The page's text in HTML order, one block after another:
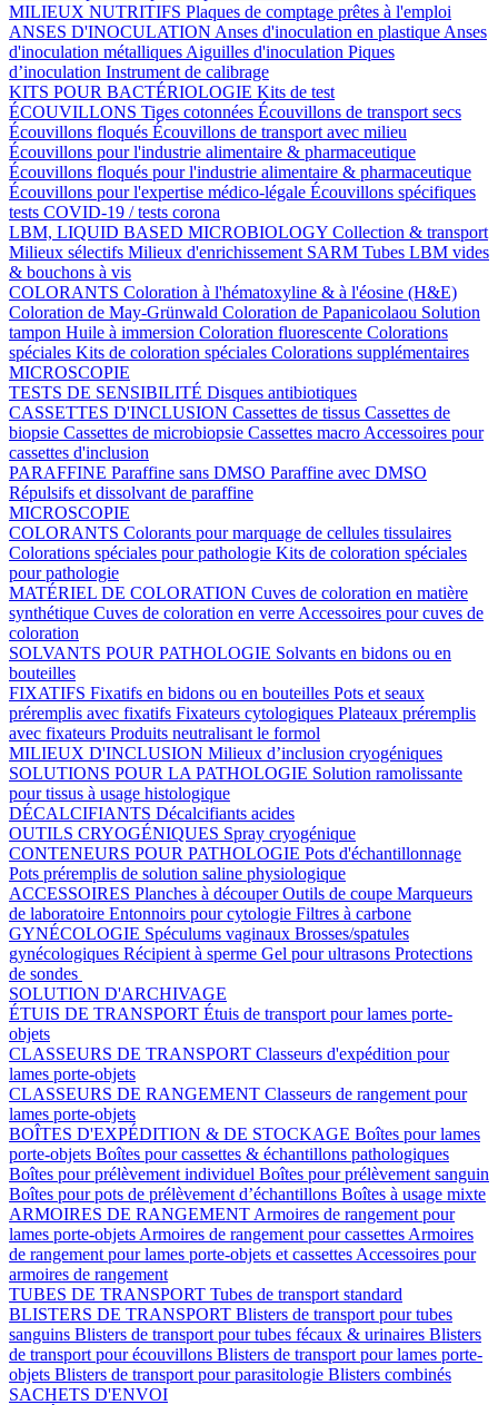
MILIEUX NUTRITIFS Plaques de comptage prêtes à l'emploi
ANSES D'INOCULATION Anses d'inoculation en plastique Anses
d'inoculation métalliques Aiguilles d'inoculation Piques
d’inoculation Instrument de calibrage
KITS POUR BACTÉRIOLOGIE Kits de test
ÉCOUVILLONS Tiges cotonnées Écouvillons de transport secs
Écouvillons floqués Écouvillons de transport avec milieu
Écouvillons pour l'industrie alimentaire & pharmaceutique
Écouvillons floqués pour l'industrie alimentaire & pharmaceutique
Écouvillons pour l'expertise médico-légale Écouvillons spécifiques
tests COVID-19 / tests corona
LBM, LIQUID BASED MICROBIOLOGY Collection & transport
Milieux sélectifs Milieux d'enrichissement SARM Tubes LBM vides
& bouchons à vis
COLORANTS Coloration à l'hématoxyline & à l'éosine (H&E)
Coloration de May-Grünwald Coloration de Papanicolaou Solution
tampon Huile à immersion Coloration fluorescente Colorations
spéciales Kits de coloration spéciales Colorations supplémentaires
MICROSCOPIE
TESTS DE SENSIBILITÉ Disques antibiotiques
CASSETTES D'INCLUSION Cassettes de tissus Cassettes de
biopsie Cassettes de microbiopsie Cassettes macro Accessoires pour
cassettes d'inclusion
PARAFFINE Paraffine sans DMSO Paraffine avec DMSO
Répulsifs et dissolvant de paraffine
MICROSCOPIE
COLORANTS Colorants pour marquage de cellules tissulaires
Colorations spéciales pour pathologie Kits de coloration spéciales
pour pathologie
MATÉRIEL DE COLORATION Cuves de coloration en matière
synthétique Cuves de coloration en verre Accessoires pour cuves de
coloration
SOLVANTS POUR PATHOLOGIE Solvants en bidons ou en
bouteilles
FIXATIFS Fixatifs en bidons ou en bouteilles Pots et seaux
préremplis avec fixatifs Fixateurs cytologiques Plateaux préremplis
avec fixateurs Produits neutralisant le formol
MILIEUX D'INCLUSION Milieux d’inclusion cryogéniques
SOLUTIONS POUR LA PATHOLOGIE Solution ramolissante
pour tissus à usage histologique
DÉCALCIFIANTS Décalcifiants acides
OUTILS CRYOGÉNIQUES Spray cryogénique
CONTENEURS POUR PATHOLOGIE Pots d'échantillonnage
Pots préremplis de solution saline physiologique
ACCESSOIRES Planches à découperOutils de coupe Marqueurs
de laboratoire Entonnoirs pour cytologie Filtres à carbone
GYNÉCOLOGIE Spéculums vaginaux Brosses/spatules
gynécologiques Récipient à sperme Gel pour ultrasons Protections
de sondes
SOLUTION D'ARCHIVAGE
ÉTUIS DE TRANSPORT Étuis de transport pour lames porte-
objets
CLASSEURS DE TRANSPORT Classeurs d'expédition pour
lames porte-objets
CLASSEURS DE RANGEMENT Classeurs de rangement pour
lames porte-objets
BOÎTES D'EXPÉDITION & DE STOCKAGE Boîtes pour lames
porte-objets Boîtes pour cassettes & échantillons pathologiques
Boîtes pour prélèvement individuel Boîtes pour prélèvement sanguin
Boîtes pour pots de prélèvement d’échantillons Boîtes à usage mixte
ARMOIRES DE RANGEMENT Armoires de rangement pour
lames porte-objets Armoires de rangement pour cassettes Armoires
de rangement pour lames porte-objets et cassettes Accessoires pour
armoires de rangement
TUBES DE TRANSPORT Tubes de transport standard
BLISTERS DE TRANSPORT Blisters de transport pour tubes
sanguins Blisters de transport pour tubes fécaux & urinaires Blisters
de transport pour écouvillons Blisters de transport pour lames porte-
objets Blisters de transport pour parasitologie Blisters combinés
SACHETS D'ENVOI